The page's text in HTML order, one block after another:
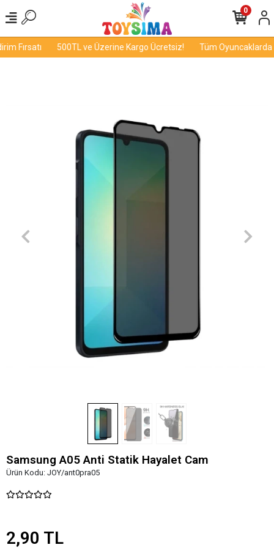
Fırsatı 500TL ve Üzerine Kargo Ücretsiz! Tüm Oyuncaklarda
0
Samsung A05 Anti Statik Hayalet Cam
Ürün Kodu: JOY/ant0pra05
2,90 TL